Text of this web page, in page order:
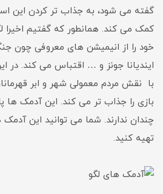
گفته می شود، به جذاب تر کردن این
کمک می کند. همانطور که گفتیم
خود را از انیمیشن های معروفی چون
ایندیانا جونز و … اقتباس می کند.
با نقش مردم معمولی شهر و ابر
بازی را جذاب تر می کند. این آدمک ها
چندان ندارند. شما می توانید این آدمک
تهیه کنید.